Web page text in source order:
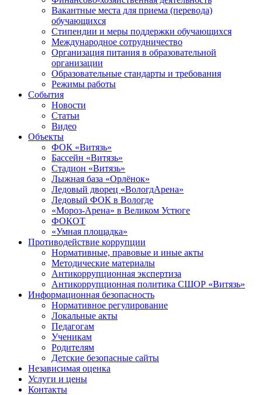
Вакантные места для приема (перевода)
обучающихся
Стипендии и меры поддержки обучающихся
Международное сотрудничество
Организация питания в образовательной
организации
Образовательные стандарты и требования
Режимы работы
События
Новости
Статьи
Видео
Объекты
ФОК «Витязь»
Бассейн «Витязь»
Стадион «Витязь»
Лыжная база «Орлёнок»
Ледовый дворец «ВологдАрена»
Ледовый ФОК в Вологде
«Мороз-Арена» в Великом Устюге
ФОКОТ
«Умная площадка»
Противодействие коррупции
Нормативные, правовые и иные акты
Методические материалы
Антикоррупционная экспертиза
Антикоррупционная политика СШОР «Витязь»
Информационная безопасность
Нормативное регулирование
Локальные акты
Педагогам
Ученикам
Родителям
Детские безопасные сайты
Независимая оценка
Услуги и цены
Контакты